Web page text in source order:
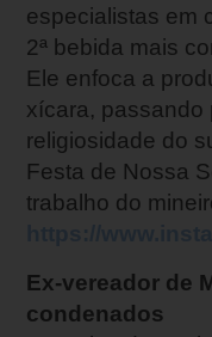
especialistas em
2ª bebida mais
Ele enfoca a
xícara, passando
religiosidade do
Festa de Nossa
trabalho do
Ex-vereador de
condenados